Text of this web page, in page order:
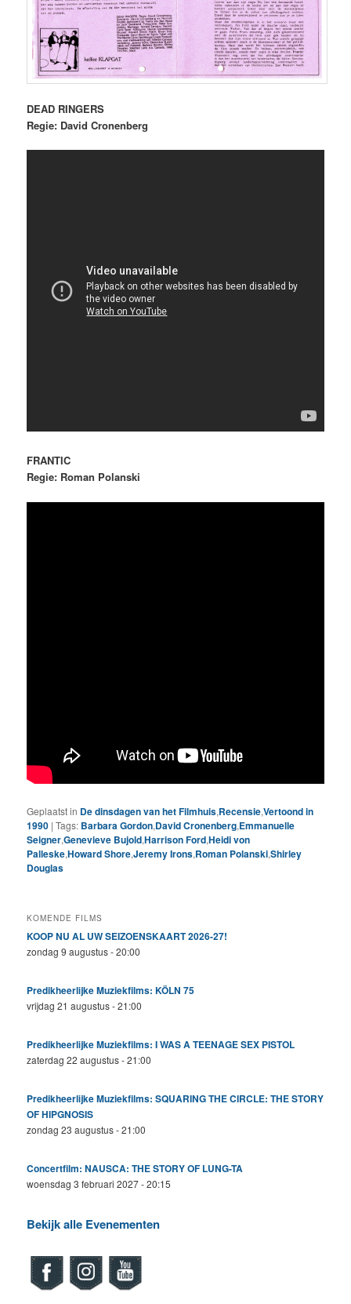
DEAD RINGERS
Regie: David Cronenberg
FRANTIC
Regie: Roman Polanski
Geplaatst in De dinsdagen van het Filmhuis,Recensie,Vertoond in
1990 |Tags: Barbara Gordon,David Cronenberg,Emmanuelle
Seigner,Genevieve Bujold,Harrison Ford,Heidi von
Palleske,Howard Shore,Jeremy Irons,Roman Polanski,Shirley
Douglas
KOMENDE FILMS
KOOP NU AL UW SEIZOENSKAART 2026-27!
zondag 9 augustus - 20:00
Predikheerlijke Muziekfilms: KÖLN 75
vrijdag 21 augustus - 21:00
Predikheerlijke Muziekfilms: I WAS A TEENAGE SEX PISTOL
zaterdag 22 augustus - 21:00
Predikheerlijke Muziekfilms: SQUARING THE CIRCLE: THE STORY
OF HIPGNOSIS
zondag 23 augustus - 21:00
Concertfilm: NAUSCA: THE STORY OF LUNG-TA
woensdag 3 februari 2027 - 20:15
Bekijk alle Evenementen